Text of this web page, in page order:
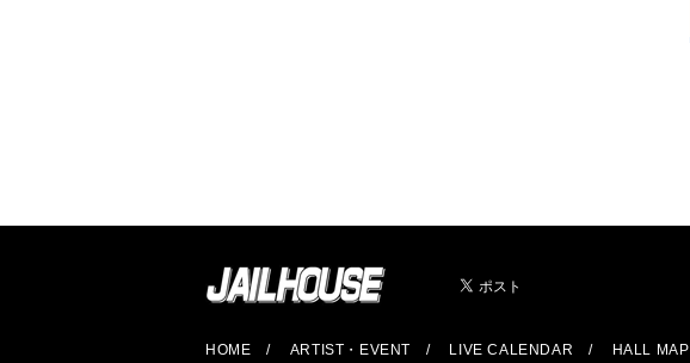
HOME ARTIST・EVENT LIVE CALENDAR HALL MAP